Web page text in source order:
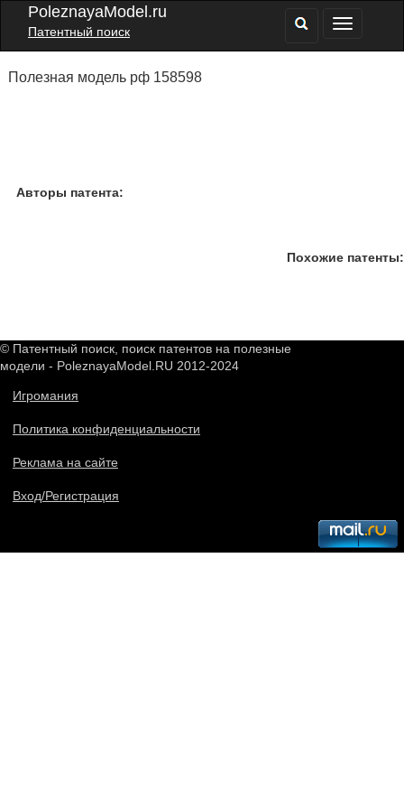
PoleznayaModel.ru
Патентный поиск
Полезная модель рф 158598
Авторы патента:
Похожие патенты:
© Патентный поиск, поиск патентов на полезные
модели - PoleznayaModel.RU 2012-2024
Игромания
Политика конфиденциальности
Реклама на сайте
Вход/Регистрация